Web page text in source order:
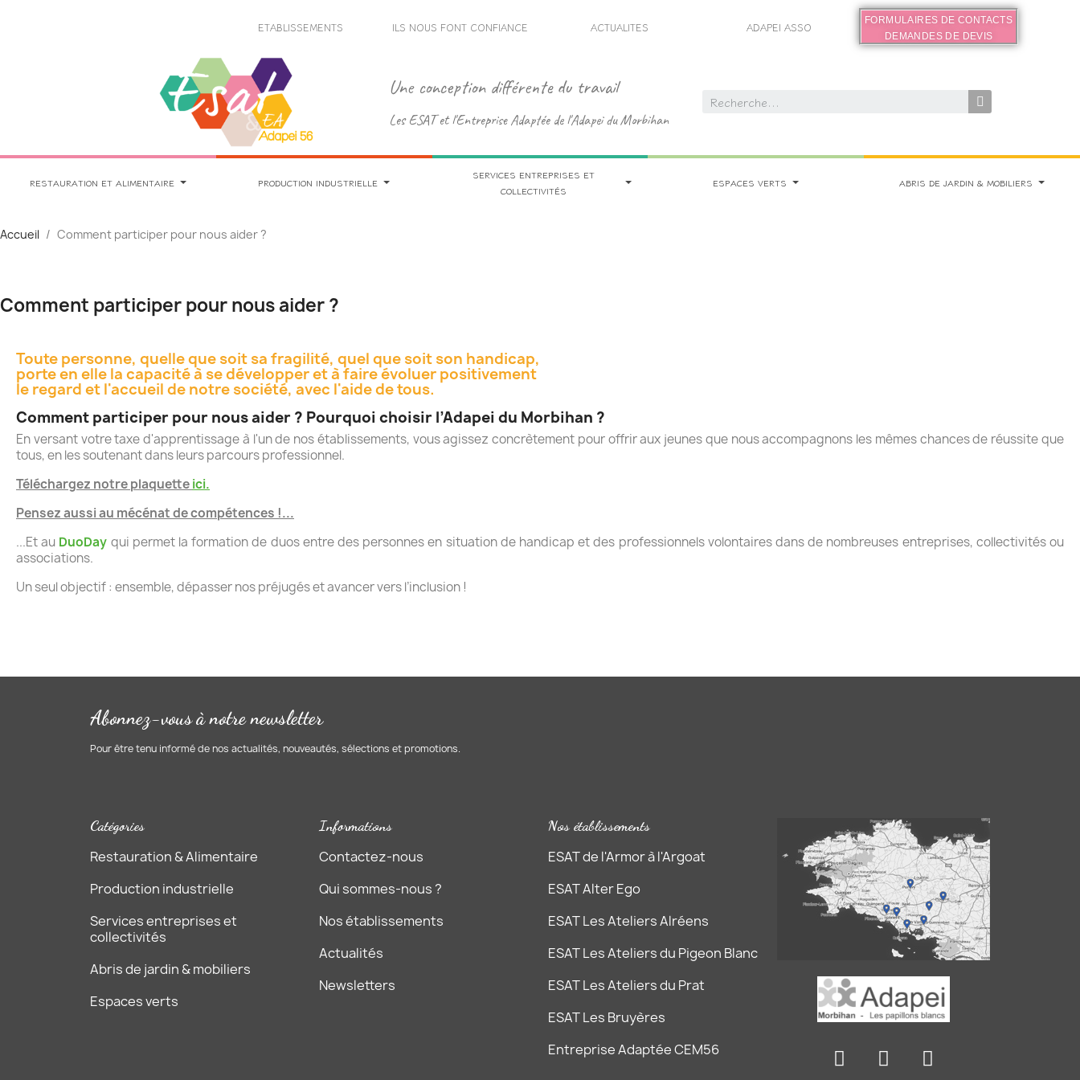
ETABLISSEMENTS ILS NOUS FONT CONFIANCE ACTUALITES ADAPEI ASSO
FORMULAIRES DE CONTACTS
DEMANDES DE DEVIS
Une conception différente du travail
Les ESAT et l'Entreprise Adaptée de l'Adapei du Morbihan
RESTAURATION ET ALIMENTAIRE PRODUCTION INDUSTRIELLE
SERVICES ENTREPRISES ET
COLLECTIVITÉS
ESPACES VERTS ABRIS DE JARDIN & MOBILIERS
Accueil Comment participer pour nous aider ?
Comment participer pour nous aider ?
Toute personne, quelle que soit sa fragilité, quel que soit son handicap,
porte en elle la capacité à se développer et à faire évoluer positivement
le regard et l'accueil de notre société, avec l'aide de tous.
Comment participer pour nous aider ? Pourquoi choisir l’Adapei du Morbihan ?
En versant votre taxe d'apprentissage à l'un de nos établissements, vous agissez concrètement pour offrir aux jeunes que nous accompagnons les mêmes chances de réussite que
tous, en les soutenant dans leurs parcours professionnel.
Téléchargez notre plaquetteici.
Pensez aussi au mécénat de compétences !...
...Et au DuoDay qui permet la formation de duos entre des personnes en situation de handicap et des professionnels volontaires dans de nombreuses entreprises, collectivités ou
associations.
Un seul objectif : ensemble, dépasser nos préjugés et avancer vers l’inclusion !
Abonnez-vous à notre newsletter
Pour être tenu informé de nos actualités, nouveautés, sélections et promotions.
Catégories
Restauration & Alimentaire
Production industrielle
Services entreprises et
collectivités
Abris de jardin & mobiliers
Espaces verts
Informations
Contactez-nous
Qui sommes-nous ?
Nos établissements
Actualités
Newsletters
Nos établissements
ESAT de l'Armor à l'Argoat
ESAT Alter Ego
ESAT Les Ateliers Alréens
ESAT Les Ateliers du Pigeon Blanc
ESAT Les Ateliers du Prat
ESAT Les Bruyères
Entreprise Adaptée CEM56